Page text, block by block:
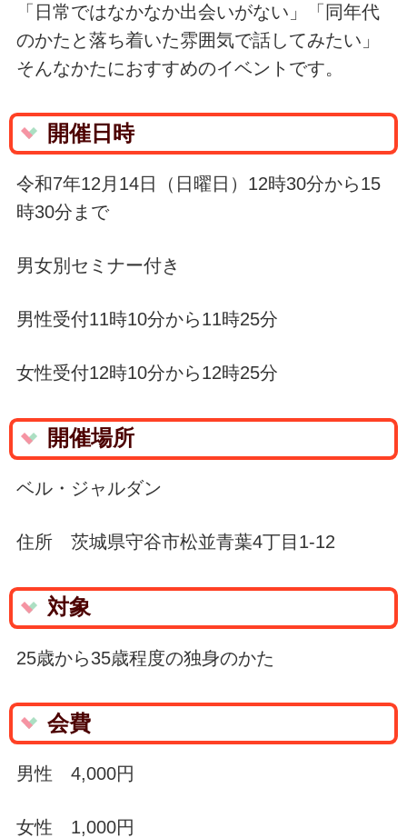
「日常ではなかなか出会いがない」「同年代
のかたと落ち着いた雰囲気で話してみたい」
そんなかたにおすすめのイベントです。
開催日時
令和7年12月14日（日曜日）12時30分から15
時30分まで
男女別セミナー付き
男性受付11時10分から11時25分
女性受付12時10分から12時25分
開催場所
ベル・ジャルダン
住所 茨城県守谷市松並青葉4丁目1-12
対象
25歳から35歳程度の独身のかた
会費
男性 4,000円
女性 1,000円